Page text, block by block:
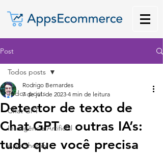
Post
Todos posts
Chat GPT
Inteligência Artificial
App Shopify
Todos posts
Detector de texto de
Chat GPT e outras IA’s:
tudo que você precisa
Rodrigo Bernardes
7 de jul. de 2023 4 min de leitura